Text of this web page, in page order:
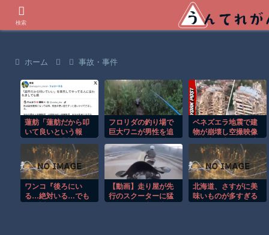
ホーム 事故・事件
蓮舫「蓮舫だから叩
いて良いという報
ら叩いて良いをやっ
てるのがお前だろ」
フロリダの釣り場で
巨大ワニが男性を追
間！！
ベネズエラ地震で建
物が崩壊し空撮映像
る。
ワンコ『後ろにい
る…絶対いる…でも
【動画】走り屋が先
行のスクーターに猛
北海道、さすがに美
味いものが多すぎる
検索